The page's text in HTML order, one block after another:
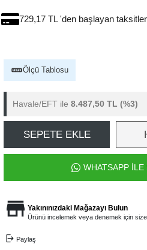
729,17 TL 'den başlayan
Ölçü Tablosu
Havale/EFT ile 8.487,50 TL (%3)
SEPETE EKLE
WHATSAPP İLE
Yakınınızdaki Mağazayı Bulun
Ürünü incelemek veya denemek için size
Paylaş